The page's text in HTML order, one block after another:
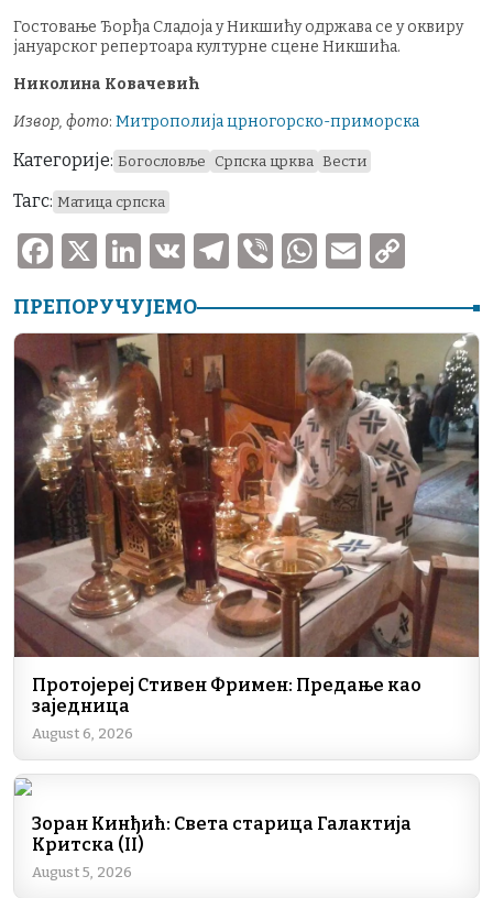
Гостовање Ђорђа Сладоја у Никшићу одржава се у оквиру
јануарског репертоара културне сцене Никшића.
Николина Ковачевић
Извор, фото: Митрополија црногорско-приморска
Категорије: Богословље Српска црква Вести
Тагс: Матица српска
F
c
e
b
o
o
k
X
Li
k
e
dI
n
V
T
e
a
m
V
er
W
at
s
A
p
p
E
ai p
Li
n
k
ПРЕПОРУЧУЈЕМО
Протојереј Стивен Фримен: Предање као
заједница
August 6, 2026
Зоран Кинђић: Света старица Галактија
Критска (II)
August 5, 2026